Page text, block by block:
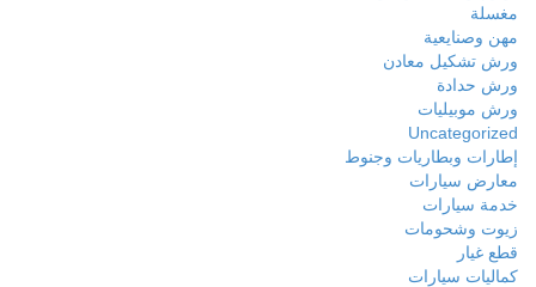
مغسلة
مهن وصنايعية
ورش تشكيل معادن
ورش حدادة
ورش موبيليات
Uncategorized
إطارات وبطاريات وجنوط
معارض سيارات
خدمة سيارات
زيوت وشحومات
قطع غيار
كماليات سيارات